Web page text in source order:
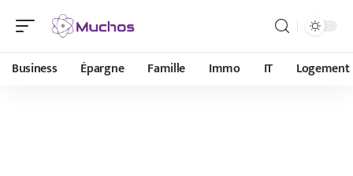
Business Épargne Famille Immo IT Logement